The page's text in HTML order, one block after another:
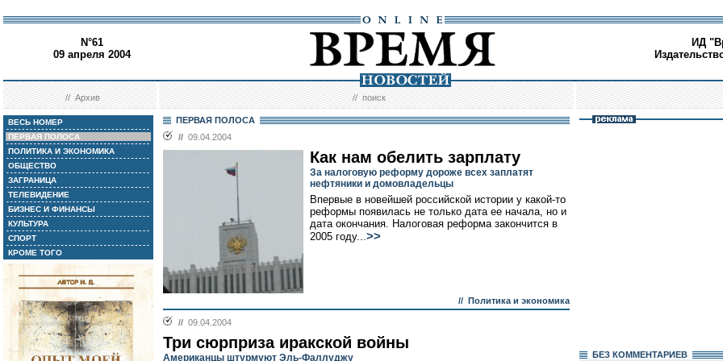
N°61
09 апреля 2004
ИД
//Архив //поиск
ВЕСЬ НОМЕР
ПЕРВАЯ ПОЛОСА
ПОЛИТИКА И ЭКОНОМИКА
ОБЩЕСТВО
ЗАГРАНИЦА
ТЕЛЕВИДЕНИЕ
БИЗНЕС И ФИНАНСЫ
КУЛЬТУРА
СПОРТ
КРОМЕ ТОГО
ПЕРВАЯ ПОЛОСА
// 09.04.2004
Как нам обелить зарплату
За налоговую реформу дороже всех заплатят
нефтяники и домовладельцы
Впервые в новейшей российской истории у какой-то
реформы появилась не только дата ее начала, но и
дата окончания. Налоговая реформа закончится в
2005 году...>>
// Политика и экономика
// 09.04.2004
Три сюрприза иракской войны
Американцы штурмуют Эль-Фаллуджу
БЕЗ КОМMЕНТАРИЕВ